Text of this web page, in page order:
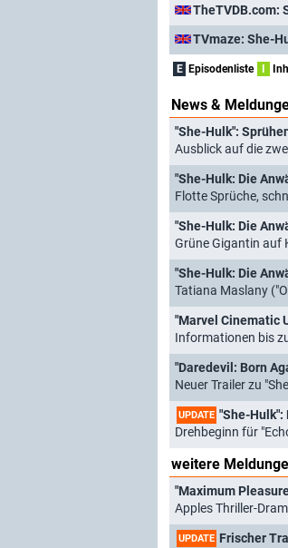
TheTVDB.com:
TVmaze: She-
E Episodenliste
News &
"She-Hulk":
Ausblick auf die
Flotte Sprüche,
"She-Hulk: Die
Grüne Gigantin auf
"She-Hulk: Die
Tatiana Maslany
"Marvel Cinematic
Informationen bis
"Daredevil: Born
Neuer Trailer zu
UPDATE "She-Hulk":
Drehbeginn für
weitere
"Maximum
Apples Thriller-
UPDATE Frischer